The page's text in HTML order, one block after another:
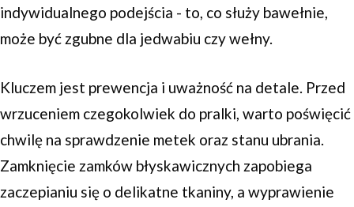
indywidualnego podejścia - to, co służy bawełnie,
może być zgubne dla jedwabiu czy wełny.
Kluczem jest prewencja i uważność na detale. Przed
wrzuceniem czegokolwiek do pralki, warto poświęcić
chwilę na sprawdzenie metek oraz stanu ubrania.
Zamknięcie zamków błyskawicznych zapobiega
zaczepianiu się o delikatne tkaniny, a wyprawienie